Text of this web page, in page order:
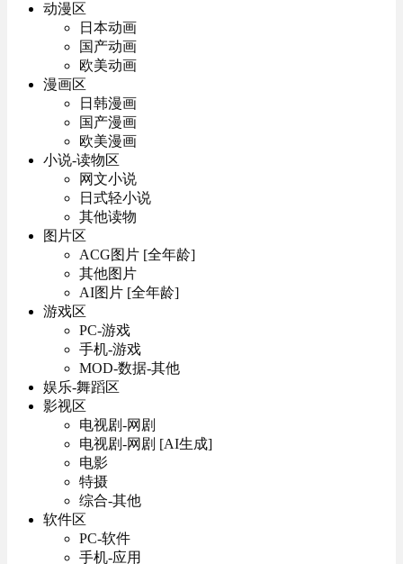
动漫区
日本动画
国产动画
欧美动画
漫画区
日韩漫画
国产漫画
欧美漫画
小说-读物区
网文小说
日式轻小说
其他读物
图片区
ACG图片 [全年龄]
其他图片
AI图片 [全年龄]
游戏区
PC-游戏
手机-游戏
MOD-数据-其他
娱乐-舞蹈区
影视区
电视剧-网剧
电视剧-网剧 [AI生成]
电影
特摄
综合-其他
软件区
PC-软件
手机-应用